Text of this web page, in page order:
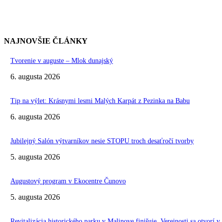
NAJNOVŠIE ČLÁNKY
Tvorenie v auguste – Mlok dunajský
6. augusta 2026
Tip na výlet: Krásnymi lesmi Malých Karpát z Pezinka na Babu
6. augusta 2026
Jubilejný Salón výtvarníkov nesie STOPU troch desaťročí tvorby
5. augusta 2026
Augustový program v Ekocentre Čunovo
5. augusta 2026